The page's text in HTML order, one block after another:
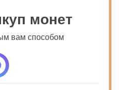
монет
вам способом